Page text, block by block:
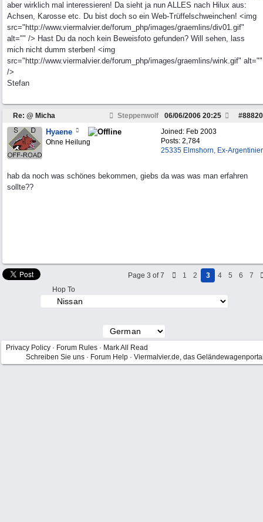
aber wirklich mal interessieren! Da sieht ja nun ALLES nach Hilux aus:
Achsen, Karosse etc. Du bist doch so ein Web-Trüffelschweinchen! <img
src="http://www.viermalvier.de/forum_php/images/graemlins/div01.gif"
alt="" /> Hast Du da noch kein Beweisfoto gefunden? Will sehen, lass
mich nicht dumm sterben! <img
src="http://www.viermalvier.de/forum_php/images/graemlins/wink.gif" alt=""
/>
Stefan
Re: @ Micha Steppenwolf #88820
06/06/2006 20:25
Joined: Feb 2003
Posts: 2,784
25335 Elmshorn, Ex-Argentinier
Hyaene
Ohne Heilung
hab da noch was schönes bekommen, giebs da was was man erfahren
sollte??
Page 3 of 7 1 2 3 4 5 6
7
Hop To
Privacy Policy · Forum Rules · Mark All Read
Schreiben Sie uns · Forum Help · Viermalvier.de, das